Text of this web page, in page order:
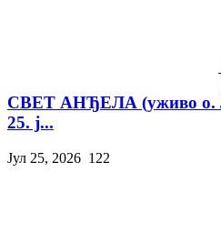
СВЕТ АНЂЕЛА (уживо о.
25. ј...
Јул 25, 2026 122